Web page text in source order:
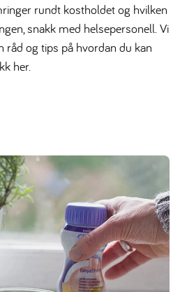
rundt kostholdet og hvilken
snakk med helsepersonell. Vi
råd og tips på hvordan du kan
her.